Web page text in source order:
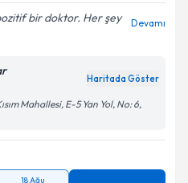
bir doktor. Her şey
Devamı
Haritada Göster
Mahallesi, E-5 Yan Yol, No: 6,
18 Ağu